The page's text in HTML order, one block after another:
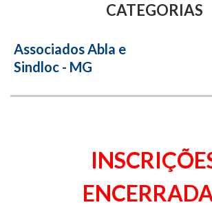
CATEGORIAS
Associados Abla e
Sindloc - MG